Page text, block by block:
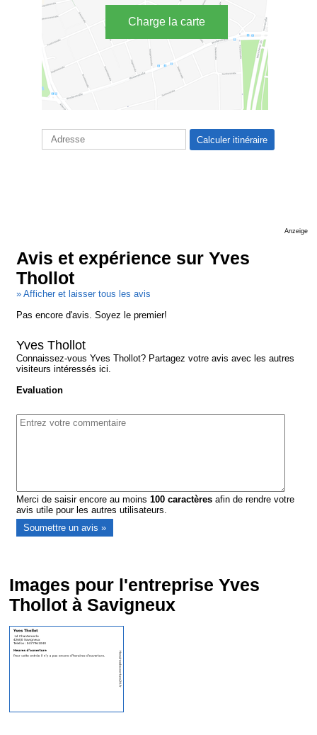
Charge la carte
Anzeige
Avis et expérience sur Yves
Thollot
» Afficher et laisser tous les avis
Pas encore d'avis. Soyez le premier!
Yves Thollot
Connaissez-vous Yves Thollot? Partagez votre avis avec les autres
visiteurs intéressés ici.
Evaluation
Merci de saisir encore au moins100 caractères afin de rendre votre
avis utile pour les autres utilisateurs.
Images pour l'entreprise Yves
Thollot à Savigneux